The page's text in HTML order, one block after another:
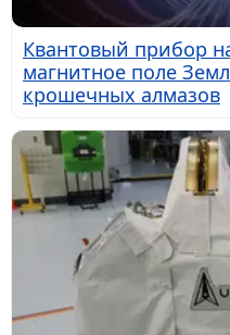
Квантовый прибор
магнитное поле
крошечных алмазов